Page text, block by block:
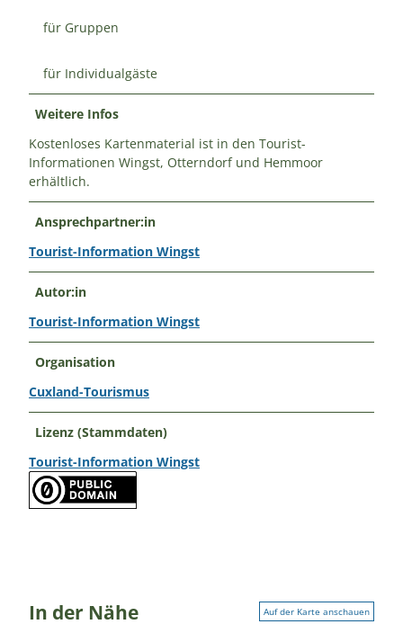
für Gruppen
für Individualgäste
Weitere Infos
Kostenloses Kartenmaterial ist in den Tourist-
Informationen Wingst, Otterndorf und Hemmoor
erhältlich.
Ansprechpartner:in
Tourist-Information Wingst
Autor:in
Tourist-Information Wingst
Organisation
Cuxland-Tourismus
Lizenz (Stammdaten)
Tourist-Information Wingst
In der Nähe Auf der Karte anschauen